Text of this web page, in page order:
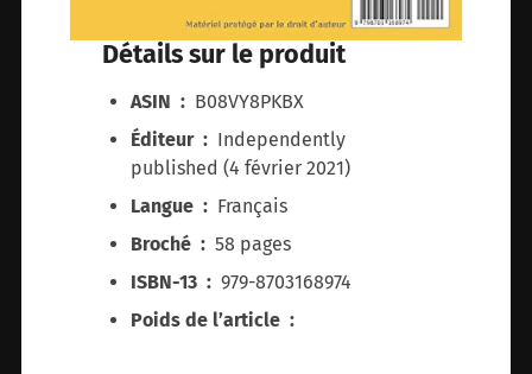
Détails sur le produit
ASIN ‏ : ‎ B08VY8PKBX
Éditeur ‏ : ‎ Independently
published (4 février 2021)
Langue ‏ : ‎ Français
Broché ‏ : ‎ 58 pages
ISBN-13 ‏ : ‎ 979-8703168974
Poids de l’article ‏ : ‎